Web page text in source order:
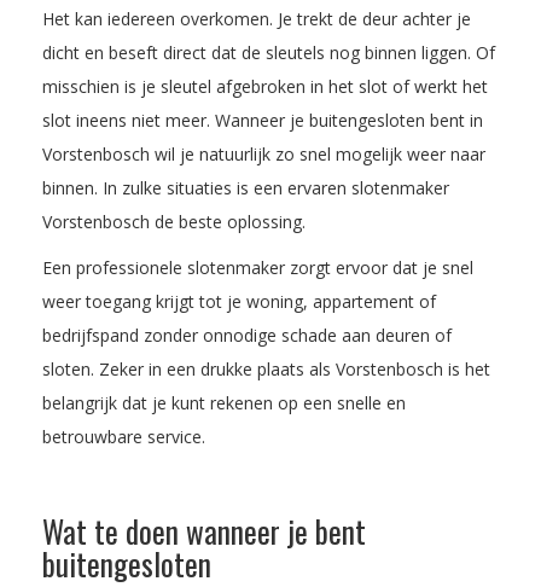
Het kan iedereen overkomen. Je trekt de deur achter je
dicht en beseft direct dat de sleutels nog binnen liggen. Of
misschien is je sleutel afgebroken in het slot of werkt het
slot ineens niet meer. Wanneer je buitengesloten bent in
Vorstenbosch wil je natuurlijk zo snel mogelijk weer naar
binnen. In zulke situaties is een ervaren slotenmaker
Vorstenbosch de beste oplossing.
Een professionele slotenmaker zorgt ervoor dat je snel
weer toegang krijgt tot je woning, appartement of
bedrijfspand zonder onnodige schade aan deuren of
sloten. Zeker in een drukke plaats als Vorstenbosch is het
belangrijk dat je kunt rekenen op een snelle en
betrouwbare service.
Wat te doen wanneer je bent
buitengesloten